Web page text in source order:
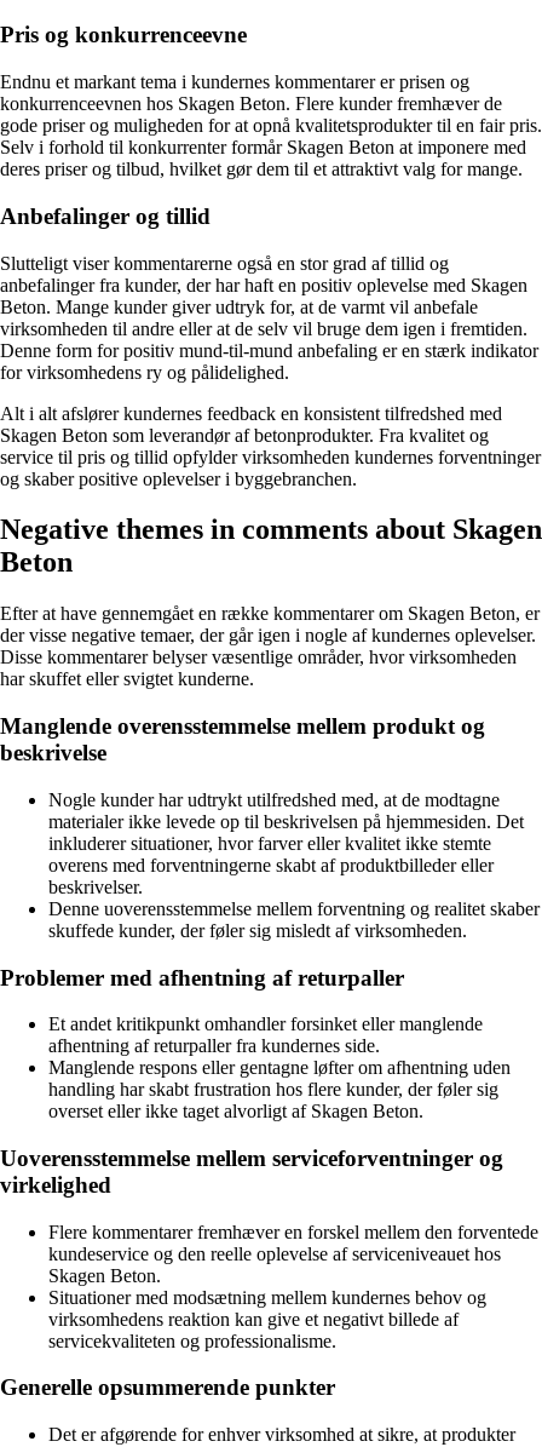
Pris og konkurrenceevne
Endnu et markant tema i kundernes kommentarer er prisen og
konkurrenceevnen hos Skagen Beton. Flere kunder fremhæver de
gode priser og muligheden for at opnå kvalitetsprodukter til en fair pris.
Selv i forhold til konkurrenter formår Skagen Beton at imponere med
deres priser og tilbud, hvilket gør dem til et attraktivt valg for mange.
Anbefalinger og tillid
Slutteligt viser kommentarerne også en stor grad af tillid og
anbefalinger fra kunder, der har haft en positiv oplevelse med Skagen
Beton. Mange kunder giver udtryk for, at de varmt vil anbefale
virksomheden til andre eller at de selv vil bruge dem igen i fremtiden.
Denne form for positiv mund-til-mund anbefaling er en stærk indikator
for virksomhedens ry og pålidelighed.
Alt i alt afslører kundernes feedback en konsistent tilfredshed med
Skagen Beton som leverandør af betonprodukter. Fra kvalitet og
service til pris og tillid opfylder virksomheden kundernes forventninger
og skaber positive oplevelser i byggebranchen.
Negative themes in comments about Skagen
Beton
Efter at have gennemgået en række kommentarer om Skagen Beton, er
der visse negative temaer, der går igen i nogle af kundernes oplevelser.
Disse kommentarer belyser væsentlige områder, hvor virksomheden
har skuffet eller svigtet kunderne.
Manglende overensstemmelse mellem produkt og
beskrivelse
Nogle kunder har udtrykt utilfredshed med, at de modtagne
materialer ikke levede op til beskrivelsen på hjemmesiden. Det
inkluderer situationer, hvor farver eller kvalitet ikke stemte
overens med forventningerne skabt af produktbilleder eller
beskrivelser.
Denne uoverensstemmelse mellem forventning og realitet skaber
skuffede kunder, der føler sig misledt af virksomheden.
Problemer med afhentning af returpaller
Et andet kritikpunkt omhandler forsinket eller manglende
afhentning af returpaller fra kundernes side.
Manglende respons eller gentagne løfter om afhentning uden
handling har skabt frustration hos flere kunder, der føler sig
overset eller ikke taget alvorligt af Skagen Beton.
Uoverensstemmelse mellem serviceforventninger og
virkelighed
Flere kommentarer fremhæver en forskel mellem den forventede
kundeservice og den reelle oplevelse af serviceniveauet hos
Skagen Beton.
Situationer med modsætning mellem kundernes behov og
virksomhedens reaktion kan give et negativt billede af
servicekvaliteten og professionalisme.
Generelle opsummerende punkter
Det er afgørende for enhver virksomhed at sikre, at produkter